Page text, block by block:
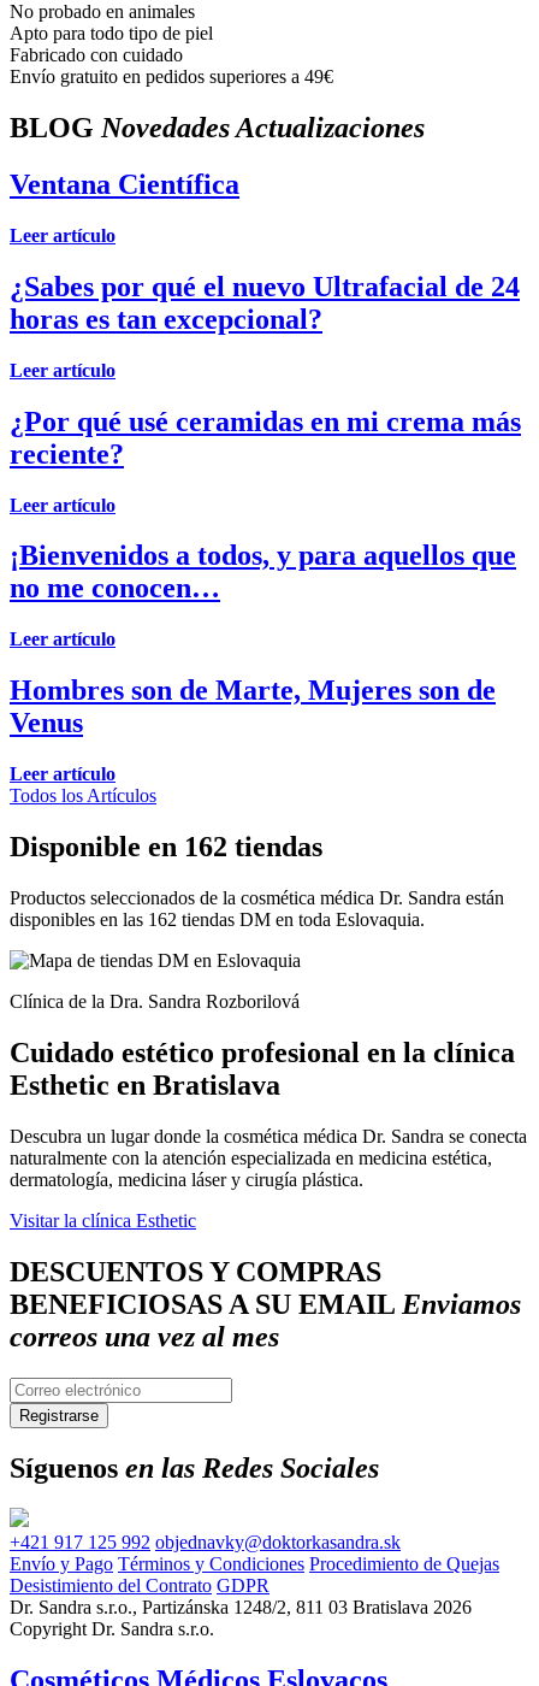
No probado en animales
Apto para todo tipo de piel
Fabricado con cuidado
Envío gratuito en pedidos superiores a 49€
BLOG Novedades Actualizaciones
Ventana Científica
Leer artículo
¿Sabes por qué el nuevo Ultrafacial de 24
horas es tan excepcional?
Leer artículo
¿Por qué usé ceramidas en mi crema más
reciente?
Leer artículo
¡Bienvenidos a todos, y para aquellos que
no me conocen…
Leer artículo
Hombres son de Marte, Mujeres son de
Venus
Leer artículo
Todos los Artículos
Disponible en 162 tiendas
Productos seleccionados de la cosmética médica Dr. Sandra están
disponibles en las 162 tiendas DM en toda Eslovaquia.
Clínica de la Dra. Sandra Rozborilová
Cuidado estético profesional en la clínica
Esthetic en Bratislava
Descubra un lugar donde la cosmética médica Dr. Sandra se conecta
naturalmente con la atención especializada en medicina estética,
dermatología, medicina láser y cirugía plástica.
Visitar la clínica Esthetic
DESCUENTOS Y COMPRAS
BENEFICIOSAS A SU EMAIL Enviamos
correos una vez al mes
Síguenos en las Redes Sociales
+421 917 125 992 objednavky@doktorkasandra.sk
Envío y Pago Términos y Condiciones Procedimiento de Quejas
Desistimiento del Contrato GDPR
Dr. Sandra s.r.o., Partizánska 1248/2, 811 03 Bratislava 2026
Copyright Dr. Sandra s.r.o.